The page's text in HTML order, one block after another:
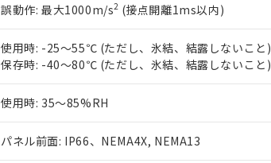
誤動作: 最大1000m/s2 (接点開離1ms以内)
使用時: -25～55℃ (ただし、氷結、結露しないこと)
保存時: -40～80℃ (ただし、氷結、結露しないこと)
使用時: 35～85%RH
パネル前面: IP66、NEMA4X, NEMA13